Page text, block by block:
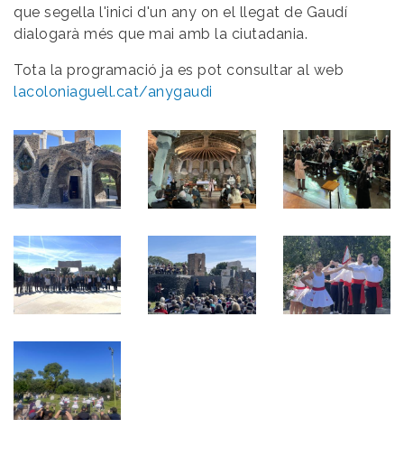
que segella l'inici d'un any on el llegat de Gaudí
dialogarà més que mai amb la ciutadania.
Tota la programació ja es pot consultar al web
lacoloniaguell.cat/anygaudi
Imatge Imatge Imatge
Imatge Imatge Imatge